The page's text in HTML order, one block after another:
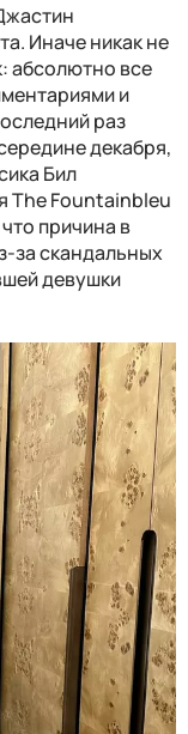
Иначе никак не
абсолютно все
и
раз
декабря,
Бил
The Fountainbleu
причина в
за скандальных
девушки